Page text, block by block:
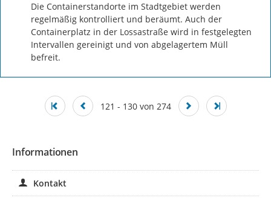
Die Containerstandorte im Stadtgebiet werden
regelmäßig kontrolliert und beräumt. Auch der
Containerplatz in der Lossastraße wird in festgelegten
Intervallen gereinigt und von abgelagertem Müll
befreit.
121 - 130 von 274
Informationen
Kontakt